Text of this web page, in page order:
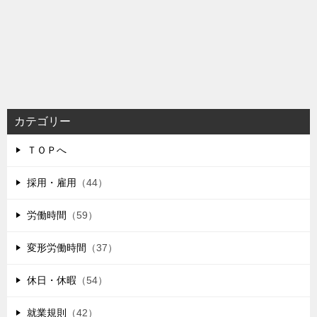
カテゴリー
ＴＯＰへ
採用・雇用 （44）
労働時間 （59）
変形労働時間 （37）
休日・休暇 （54）
就業規則 （42）